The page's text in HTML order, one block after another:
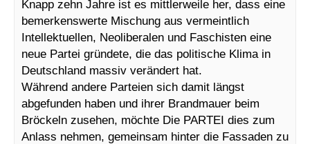
Knapp zehn Jahre ist es mittlerweile her, dass eine
bemerkenswerte Mischung aus vermeintlich
Intellektuellen, Neoliberalen und Faschisten eine
neue Partei gründete, die das politische Klima in
Deutschland massiv verändert hat.
Während andere Parteien sich damit längst
abgefunden haben und ihrer Brandmauer beim
Bröckeln zusehen, möchte Die PARTEI dies zum
Anlass nehmen, gemeinsam hinter die Fassaden zu